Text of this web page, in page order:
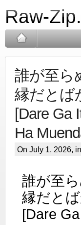
Raw-
誰が至ら
縁だとば
[Dare Ga
Ha
On July 1, 2026, in
誰が至
縁だと
[Dare